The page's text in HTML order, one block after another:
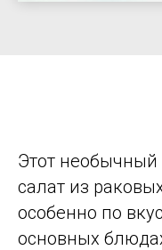
Этот необычный
салат из
особенно по
основных